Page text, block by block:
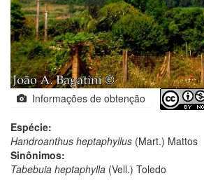
Informações de obtenção
Espécie:
Handroanthus heptaphyllus (Mart.) Mattos
Sinônimos:
Tabebuia heptaphylla (Vell.) Toledo